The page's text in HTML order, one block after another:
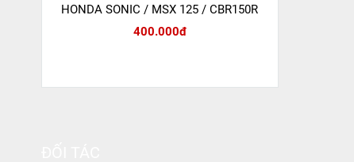
HONDA SONIC / MSX 125 / CBR150R
400.000đ